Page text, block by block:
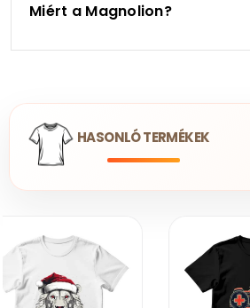
Miért a Magnolion?
HASONLÓ TERMÉKEK